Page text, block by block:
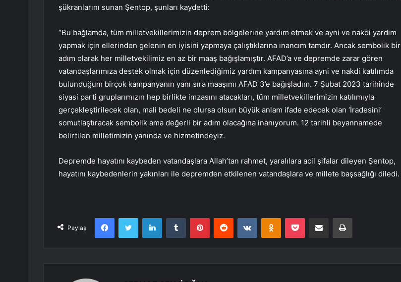
şükranlarını sunan Şentop, şunları kaydetti:
“Bu bağlamda, tüm milletvekillerimizin deprem bölgelerine yardım etmek ve ayni ve nakdi yardım
yapmak için ellerinden gelenin en iyisini yapmaya çalıştıklarına inancım tamdır. Ancak sembolik bir
adım olarak her milletvekilimiz en az bir maaş bağışlamıştır. AFAD’a ve depremde zarar gören
vatandaşlarımıza destek olmak için düzenlediğimiz yardım kampanyasına ayni ve nakdi katılımda
bulunduğum birçok kampanyanın yanı sıra maaşımı AFAD 3’e bağışladım. 7 Şubat 2023 tarihinde
siyasi parti gruplarımızın hep birlikte imzasını atacakları, tüm milletvekillerimizin katılımıyla
gerçekleştirilecek olan, mali bedeli ne olursa olsun büyük anlam ifade edecek olan ‘İradesini’
somutlaştıracak sembolik ama değerli bir adım olacağına inanıyorum. 12 tarihli beyannamede
belirtilen milletimizin yanında ve hizmetindeyiz.
Depremde hayatını kaybeden vatandaşlara Allah’tan rahmet, yaralılara acil şifalar dileyen Şentop,
hayatını kaybedenlerin yakınları ile depremden etkilenen vatandaşlara ve millete başsağlığı diledi.
Paylaş
FacebookTwitter LinkedInTumblr PinterestReddit VKontakteOdnoklassniki
Pocket E-Posta ile paylaş Yazdır